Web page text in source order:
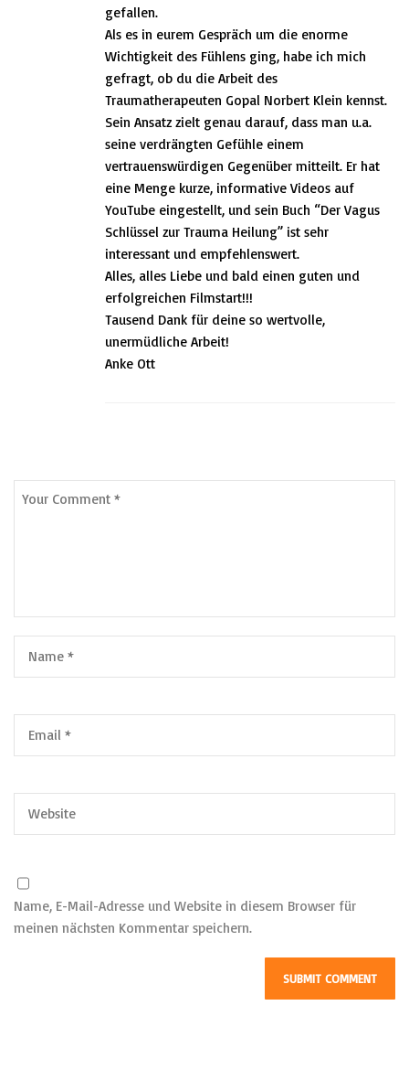
gefallen.
Als es in eurem Gespräch um die enorme
Wichtigkeit des Fühlens ging, habe ich mich
gefragt, ob du die Arbeit des
Traumatherapeuten Gopal Norbert Klein kennst.
Sein Ansatz zielt genau darauf, dass man u.a.
seine verdrängten Gefühle einem
vertrauenswürdigen Gegenüber mitteilt. Er hat
eine Menge kurze, informative Videos auf
YouTube eingestellt, und sein Buch “Der Vagus
Schlüssel zur Trauma Heilung” ist sehr
interessant und empfehlenswert.
Alles, alles Liebe und bald einen guten und
erfolgreichen Filmstart!!!
Tausend Dank für deine so wertvolle,
unermüdliche Arbeit!
Anke Ott
Name, E-Mail-Adresse und Website in diesem Browser für
meinen nächsten Kommentar speichern.